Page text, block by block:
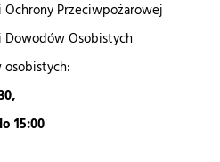
Ochrony Przeciwpożarowej
Dowodów Osobistych
15:00